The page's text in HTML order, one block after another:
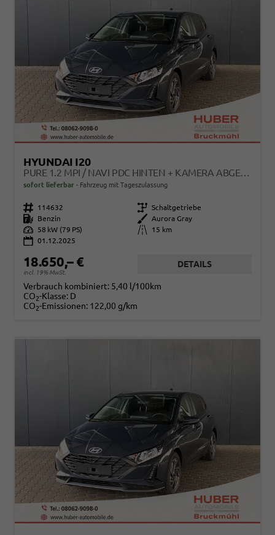
HYUNDAI I20
PURE 1.2 MPI / NAVI PDC HINTEN + KAMERA ABGEDUNKELTE SCHEIBEN TEMPOMAT ALU 16"
sofort lieferbar Fahrzeug mit Tageszulassung
Fahrzeugnr. 114632 Getriebe Schaltgetriebe
Kraftstoff
Benzin Außenfarbe
Aurora Gray
Leistung
58 kW (79 PS) Kilometerstand
15 km
01.12.2025
18.650,– €
incl. 19% MwSt.
DETAILS
Verbrauch kombiniert: 5,40 l/100km
CO2-Klasse: D
CO2-Emissionen: 122,00 g/km